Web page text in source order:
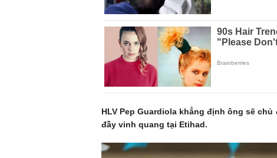
HLV Pep Guardiola khẳng định ông sẽ
đầy vinh quang tại Etihad.